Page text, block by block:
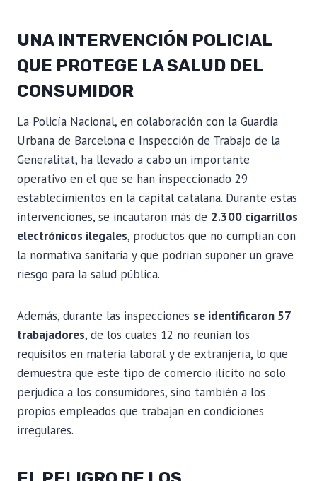
UNA INTERVENCIÓN POLICIAL
QUE PROTEGE LA SALUD DEL
CONSUMIDOR
La Policía Nacional, en colaboración con la Guardia
Urbana de Barcelona e Inspección de Trabajo de la
Generalitat, ha llevado a cabo un importante
operativo en el que se han inspeccionado 29
establecimientos en la capital catalana. Durante estas
intervenciones, se incautaron más de 2.300 cigarrillos
electrónicos ilegales, productos que no cumplían con
la normativa sanitaria y que podrían suponer un grave
riesgo para la salud pública.
Además, durante las inspecciones se identificaron 57
trabajadores, de los cuales 12 no reunían los
requisitos en materia laboral y de extranjería, lo que
demuestra que este tipo de comercio ilícito no solo
perjudica a los consumidores, sino también a los
propios empleados que trabajan en condiciones
irregulares.